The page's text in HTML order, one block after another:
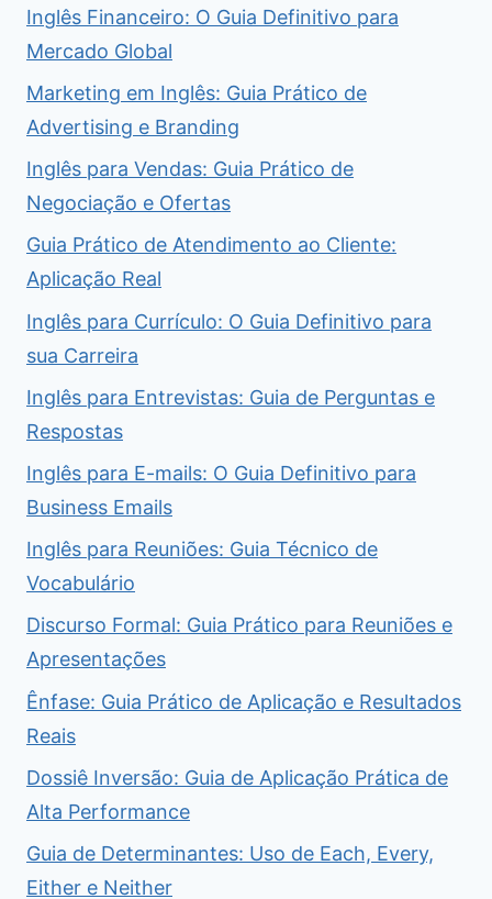
Inglês Financeiro: O Guia Definitivo para
Mercado Global
Marketing em Inglês: Guia Prático de
Advertising e Branding
Inglês para Vendas: Guia Prático de
Negociação e Ofertas
Guia Prático de Atendimento ao Cliente:
Aplicação Real
Inglês para Currículo: O Guia Definitivo para
sua Carreira
Inglês para Entrevistas: Guia de Perguntas e
Respostas
Inglês para E-mails: O Guia Definitivo para
Business Emails
Inglês para Reuniões: Guia Técnico de
Vocabulário
Discurso Formal: Guia Prático para Reuniões e
Apresentações
Ênfase: Guia Prático de Aplicação e Resultados
Reais
Dossiê Inversão: Guia de Aplicação Prática de
Alta Performance
Guia de Determinantes: Uso de Each, Every,
Either e Neither